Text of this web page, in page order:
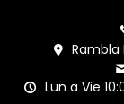
Rambla
Lun a Vie